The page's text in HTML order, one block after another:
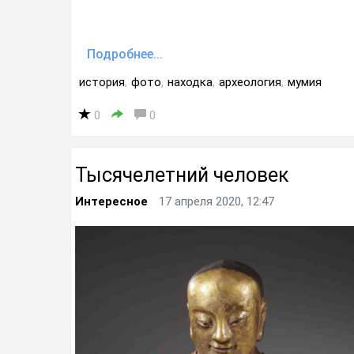
Подробнее...
история, фото, находка, археология, мумия
0 0
Тысячелетний человек
Интересное 17 апреля 2020, 12:47